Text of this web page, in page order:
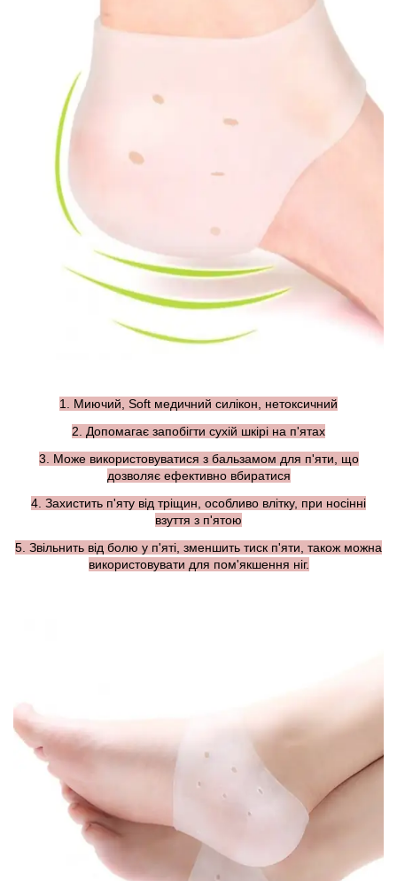
1. Миючий, Soft медичний силікон, нетоксичний
2. Допомагає запобігти сухій шкірі на п'ятах
3. Може використовуватися з бальзамом для п'яти, що
дозволяє ефективно вбиратися
4. Захистить п'яту від тріщин, особливо влітку, при носінні
взуття з п'ятою
5. Звільнить від болю у п'яті, зменшить тиск п'яти, також можна
використовувати для пом'якшення ніг.